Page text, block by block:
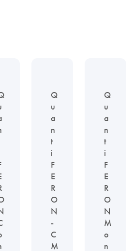
Q
u
a
n
t
i
F
E
R
O
N
-
C
M
Q
u
a
n
t
i
F
E
R
O
N
M
o
n